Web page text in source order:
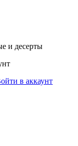
и десерты
в аккаунт